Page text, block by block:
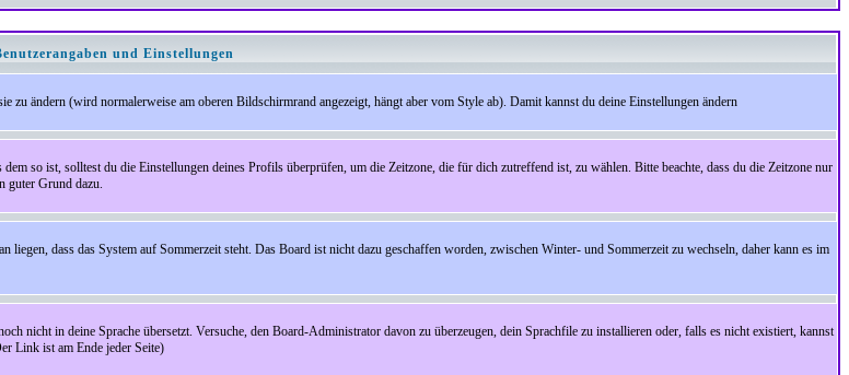
und Einstellungen
zu ändern (wird normalerweise am oberen Bildschirmrand angezeigt, hängt aber vom Style ab). Damit kannst du deine Einstellungen ändern
so ist, solltest du die Einstellungen deines Profils überprüfen, um die Zeitzone, die für dich zutreffend ist, zu wählen. Bitte beachte, dass du die Zeitzone nur
guter Grund dazu.
dass das System auf Sommerzeit steht. Das Board ist nicht dazu geschaffen worden, zwischen Winter- und Sommerzeit zu wechseln, daher kann es im
nicht in deine Sprache übersetzt. Versuche, den Board-Administrator davon zu überzeugen, dein Sprachfile zu installieren oder, falls es nicht existiert, kannst
Link ist am Ende jeder Seite)